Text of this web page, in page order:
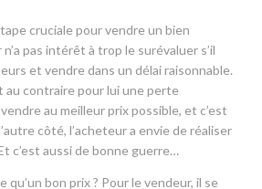
cruciale pour vendre un bien
pas intérêt à trop le surévaluer s’il
et vendre dans un délai raisonnable.
au contraire pour lui une perte
au meilleur prix possible, et c’est
côté, l’acheteur a envie de réaliser
c’est aussi de bonne guerre…
qu’un bon prix ? Pour le vendeur, il se